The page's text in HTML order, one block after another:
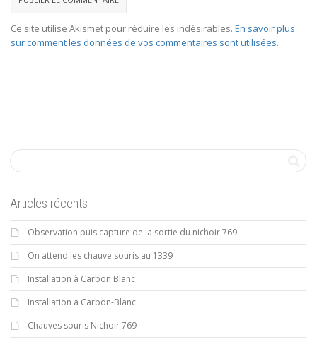
Ce site utilise Akismet pour réduire les indésirables. En savoir plus
sur comment les données de vos commentaires sont utilisées.
Articles récents
Observation puis capture de la sortie du nichoir 769.
On attend les chauve souris au 1339
Installation à Carbon Blanc
Installation a Carbon-Blanc
Chauves souris Nichoir 769